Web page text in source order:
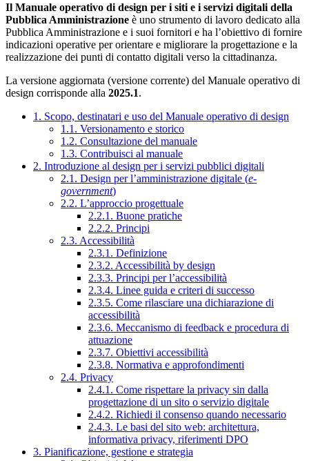
Il Manuale operativo di design per i siti e i servizi digitali della
Pubblica Amministrazione è uno strumento di lavoro dedicato alla
Pubblica Amministrazione e i suoi fornitori e ha l’obiettivo di fornire
indicazioni operative per orientare e migliorare la progettazione e la
realizzazione dei punti di contatto digitali verso la cittadinanza.
La versione aggiornata (versione corrente) del Manuale operativo di
design corrisponde alla 2025.1.
1. Scopo, destinatari e uso del Manuale operativo di design
1.1. Versionamento e storico
1.2. Consultazione del manuale
1.3. Contribuisci al manuale
2. Introduzione al design per i servizi pubblici digitali
2.1. Design per l’amministrazione digitale (e-
government)
2.2. L’approccio progettuale
2.2.1. Buone pratiche
2.2.2. Principi
2.3. Accessibilità
2.3.1. Definizione
2.3.2. Accessibilità by design
2.3.3. Principi per l’accessibilità
2.3.4. Linee guida e criteri di successo
2.3.5. Come rilasciare una dichiarazione di
accessibilità
2.3.6. Meccanismo di feedback e procedura di
attuazione
2.3.7. Obiettivi accessibilità
2.3.8. Normativa e approfondimenti
2.4. Privacy
2.4.1. Come rispettare la privacy sin dalla
progettazione di un sito o servizio digitale
2.4.2. Richiedi il consenso quando necessario
2.4.3. Le basi del sito web: architettura,
informativa privacy, riferimenti DPO
3. Pianificazione, gestione e strategia